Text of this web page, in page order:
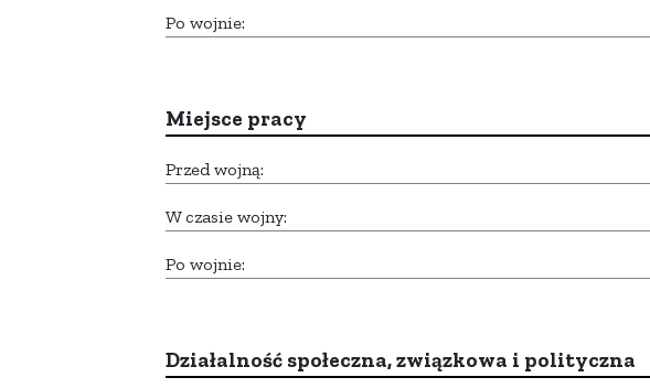
Po wojnie:
Miejsce pracy
Przed wojną:
W czasie wojny:
Po wojnie:
Działalność społeczna, związkowa i polityczna